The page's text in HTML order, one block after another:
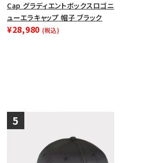
Cap グラディエントボックスロゴニ
ューエラキャップ 帽子 ブラック
¥28,980 (税込)